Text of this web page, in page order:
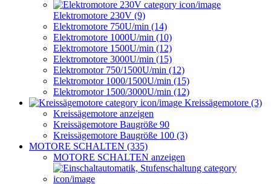
Elektromotore 230V (9)
Elektromotore 750U/min (14)
Elektromotore 1000U/min (10)
Elektromotore 1500U/min (12)
Elektromotore 3000U/min (15)
Elektromotor 750/1500U/min (12)
Elektromotor 1000/1500U/min (15)
Elektromotor 1500/3000U/min (12)
Kreissägemotore (3)
Kreissägemotore anzeigen
Kreissägemotore Baugröße 90
Kreissägemotore Baugröße 100 (3)
MOTORE SCHALTEN (335)
MOTORE SCHALTEN anzeigen